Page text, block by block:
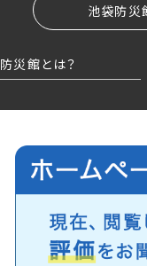
池袋防災
防災館とは？